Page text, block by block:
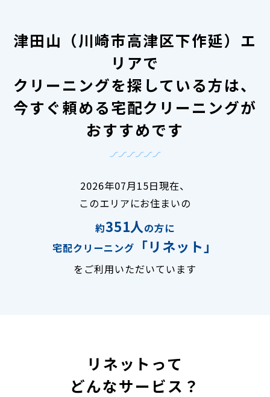
津田山（川崎市高津区下作延）エ
リアで
クリーニングを探している方は、
今すぐ頼める宅配クリーニングが
おすすめです
2026年07月15日現在、
このエリアにお住まいの
約351人の方に
宅配クリーニング
「リネット」
をご利用いただいています
リネットって
どんなサービス？